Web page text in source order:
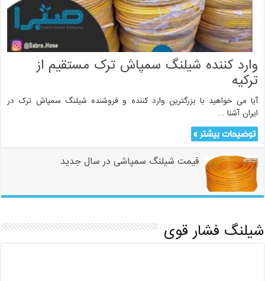
وارد کننده شیلنگ سمپاش ترک مستقیم از
ترکیه
آیا می خواهید با بزرگترین وارد کننده و فروشنده شیلنگ سمپاش ترک در
ایران آشنا …
توضیحات بیشتر »
قیمت شیلنگ سمپاشی در سال جدید
شیلنگ فشار قوی